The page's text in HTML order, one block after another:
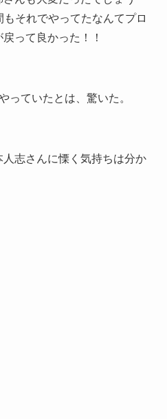
それでやってたなんてプロ
って良かった！！
っていたとは、驚いた。
志さんに慄く気持ちは分か